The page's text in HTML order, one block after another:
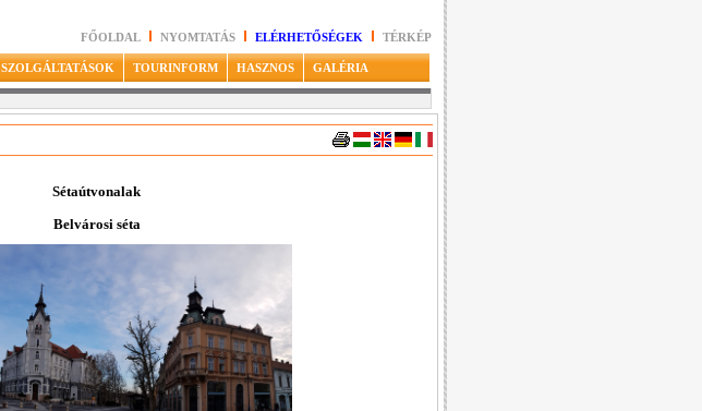
FŐOLDAL NYOMTATÁS ELÉRHETŐSÉGEK TÉRKÉP
SZOLGÁLTATÁSOK TOURINFORM HASZNOS GALÉRIA
Sétaútvonalak
Belvárosi séta